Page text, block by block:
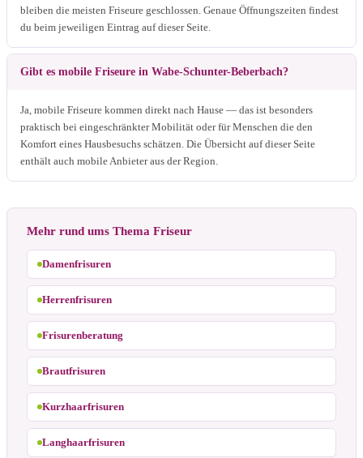
bleiben die meisten Friseure geschlossen. Genaue Öffnungszeiten findest
du beim jeweiligen Eintrag auf dieser Seite.
Gibt es mobile Friseure in Wabe-Schunter-Beberbach?
Ja, mobile Friseure kommen direkt nach Hause — das ist besonders
praktisch bei eingeschränkter Mobilität oder für Menschen die den
Komfort eines Hausbesuchs schätzen. Die Übersicht auf dieser Seite
enthält auch mobile Anbieter aus der Region.
Mehr rund ums Thema Friseur
Damenfrisuren
Herrenfrisuren
Frisurenberatung
Brautfrisuren
Kurzhaarfrisuren
Langhaarfrisuren